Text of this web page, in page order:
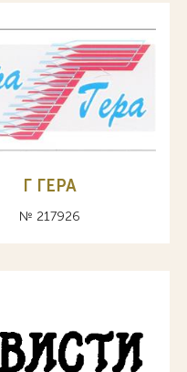
Г ГЕРА
№ 217926